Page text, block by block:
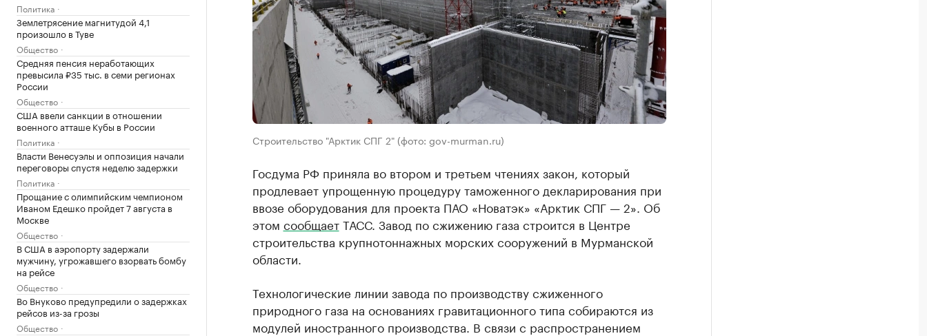
Политика
Землетрясение магнитудой 4,1
произошло в Туве
Общество
Средняя пенсия неработающих
превысила ₽35 тыс. в семи регионах
России
Общество
США ввели санкции в отношении
военного атташе Кубы в России
Политика
Власти Венесуэлы и оппозиция начали
переговоры спустя неделю задержки
Политика
Прощание с олимпийским чемпионом
Иваном Едешко пройдет 7 августа в
Москве
Общество
В США в аэропорту задержали
мужчину, угрожавшего взорвать бомбу
на рейсе
Общество
Во Внуково предупредили о задержках
рейсов из-за грозы
Общество
Строительство "Арктик СПГ 2" (фото: gov-murman.ru)
Госдума РФ приняла во втором и третьем чтениях закон, который
продлевает упрощенную процедуру таможенного декларирования при
ввозе оборудования для проекта ПАО «Новатэк» «Арктик СПГ — 2». Об
этом сообщаетТАСС. Завод по сжижению газа строится в Центре
строительства крупнотоннажных морских сооружений в Мурманской
области.
Технологические линии завода по производству сжиженного
природного газа на основаниях гравитационного типа собираются из
модулей иностранного производства. В связи с распространением